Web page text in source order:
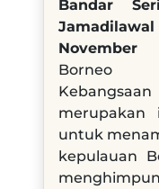
Bandar
November
Borneo
Kebangsaan
merupakan
untuk
kepulauan